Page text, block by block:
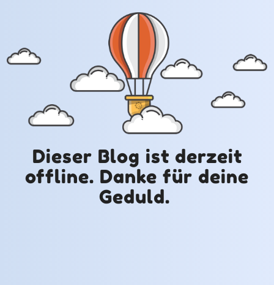
Dieser Blog ist derzeit
offline. Danke für deine
Geduld.